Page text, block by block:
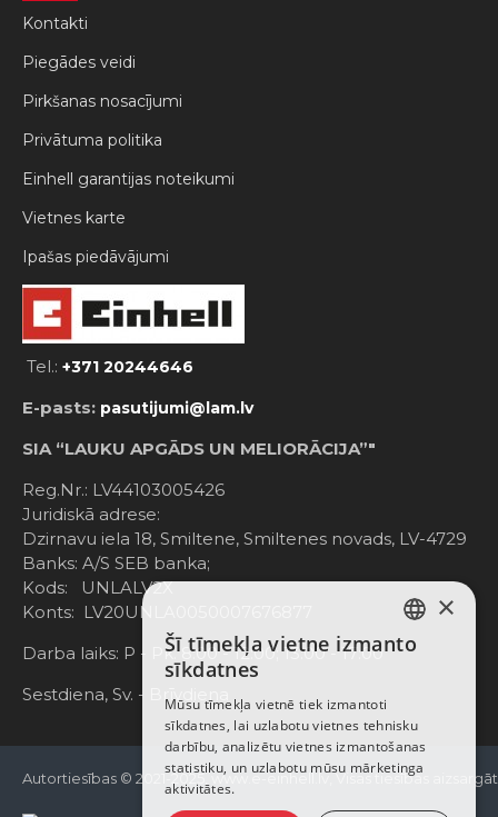
Kontakti
Piegādes veidi
Pirkšanas nosacījumi
Privātuma politika
Einhell garantijas noteikumi
Vietnes karte
Ipašas piedāvājumi
Tel.: +371 20244646
E-pasts: pasutijumi@lam.lv
SIA “LAUKU APGĀDS UN MELIORĀCIJA”"
Reg.Nr.: LV44103005426
Juridiskā adrese:
Dzirnavu iela 18, Smiltene, Smiltenes novads, LV-4729
Banks: A/S SEB banka;
Kods: UNLALV2X
Konts: LV20UNLA0050007676877
Darba laiks: P - Pk. 8:00 - 12:00; 13:00 - 17:00
Sestdiena, Sv. - Brīvdiena
Autortiesības © 2021-2025, www.e-einhell.lv, Visas tiesības
LATVIAN
ENGLISH
×
Šī tīmekļa vietne izmanto
sīkdatnes
Mūsu tīmekļa vietnē tiek izmantoti
sīkdatnes, lai uzlabotu vietnes tehnisku
darbību, analizētu vietnes izmantošanas
statistiku, un uzlabotu mūsu mārketinga
aktivitātes.